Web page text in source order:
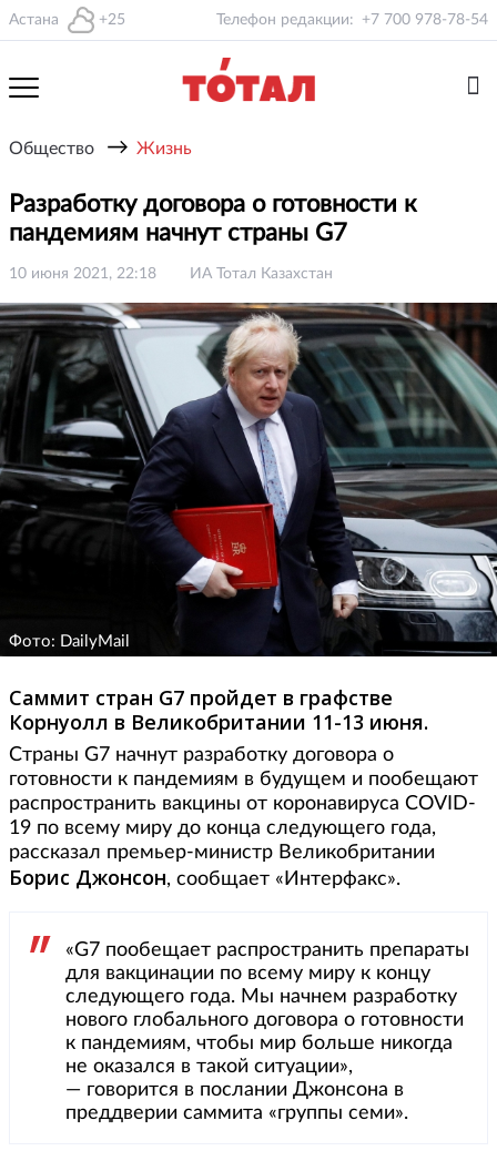
Астана +25 Телефон редакции: +7 700 978-78-54
Общество → Жизнь
Разработку договора о готовности к
пандемиям начнут страны G7
10 июня 2021, 22:18 ИА Тотал Казахстан
Фото: DailyMail
Саммит стран G7 пройдет в графстве
Корнуолл в Великобритании 11-13 июня.
Страны G7 начнут разработку договора о
готовности к пандемиям в будущем и пообещают
распространить вакцины от коронавируса COVID-
19 по всему миру до конца следующего года,
рассказал премьер-министр Великобритании
Борис Джонсон, сообщает «Интерфакс».
«G7 пообещает распространить препараты
для вакцинации по всему миру к концу
следующего года. Мы начнем разработку
нового глобального договора о готовности
к пандемиям, чтобы мир больше никогда
не оказался в такой ситуации»,
— говорится в послании Джонсона в
преддверии саммита «группы семи».